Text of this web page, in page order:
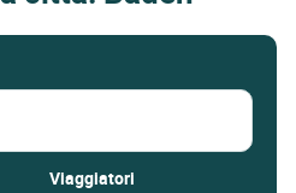
Viaggiatori